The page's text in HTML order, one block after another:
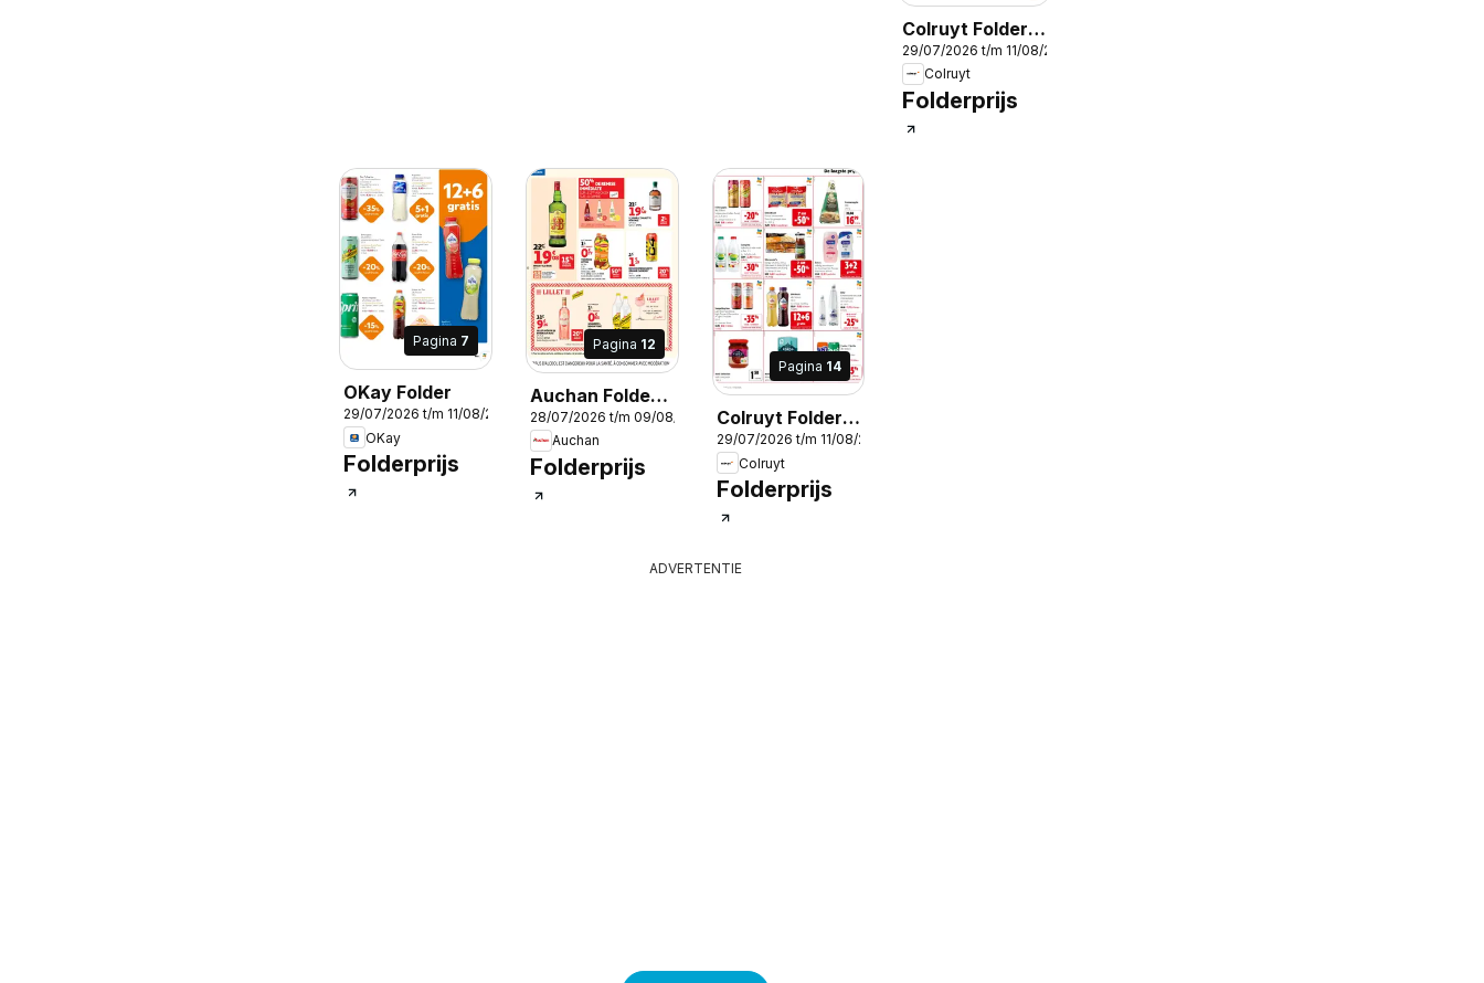
Colruyt Folder /
Publicité
29/07/2026 t/m 11/08/2026
Colruyt
Folderprijs
Pagina 7
OKay Folder
29/07/2026 t/m 11/08/2026
OKay
Folderprijs
Pagina 12
Auchan Folder /
Publicité
28/07/2026 t/m 09/08/2026
Auchan
Folderprijs
Pagina 14
Colruyt Folder /
Publicité
29/07/2026 t/m 11/08/2026
Colruyt
Folderprijs
ADVERTENTIE